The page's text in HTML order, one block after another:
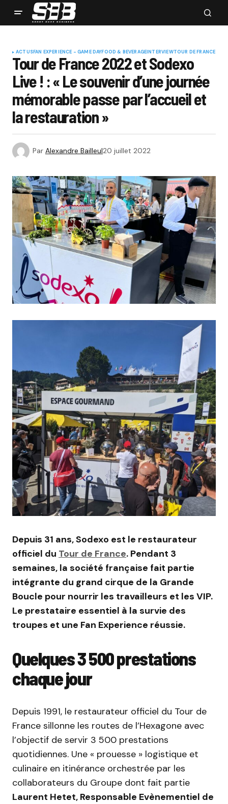
ACTUSFAN EXPERIENCE - GAME DAYFOOD & BEVERAGEINTERVIEWTOUR DE FRANCE
Tour de France 2022 et Sodexo
Live ! : « Le souvenir d’une journée
mémorable passe par l’accueil et
la restauration »
Par Alexandre Bailleul20 juillet 2022
Depuis 31 ans, Sodexo est le restaurateur
officiel du Tour de France. Pendant 3
semaines, la société française fait partie
intégrante du grand cirque de la Grande
Boucle pour nourrir les travailleurs et les VIP.
Le prestataire essentiel à la survie des
troupes et une Fan Experience réussie.
Quelques 3 500 prestations
chaque jour
Depuis 1991, le restaurateur officiel du Tour de
France sillonne les routes de l’Hexagone avec
l’objectif de servir 3 500 prestations
quotidiennes. Une « prouesse » logistique et
culinaire en itinérance orchestrée par les
collaborateurs du Groupe dont fait partie
Laurent Hetet, Responsable Evènementiel de